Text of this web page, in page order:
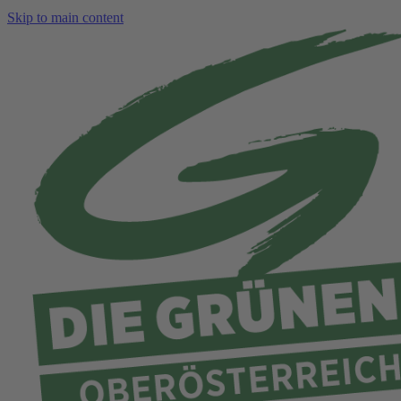
Skip to main content